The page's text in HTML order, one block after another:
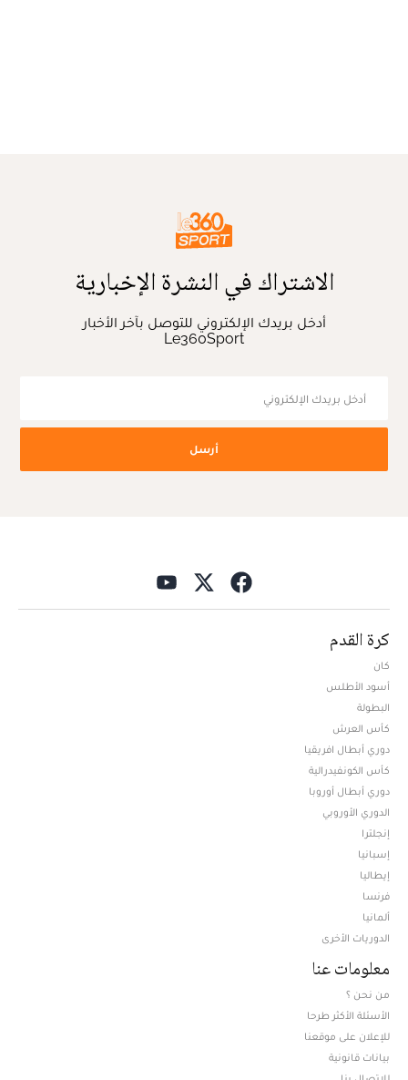
الاشتراك في النشرة الإخبارية
أدخل بريدك الإلكتروني للتوصل بآخر الأخبار
Le360Sport
أرسل
كرة القدم
كان
أسود الأطلس
البطولة
كأس العرش
دوري أبطال افريقيا
كأس الكونفيدرالية
دوري أبطال أوروبا
الدوري الأوروبي
إنجلترا
إسبانيا
إيطاليا
فرنسا
ألمانيا
الدوريات الأخرى
معلومات عنا
من نحن ؟
الأسئلة الأكثر طرحا
للإعلان على موقعنا
بيانات قانونية